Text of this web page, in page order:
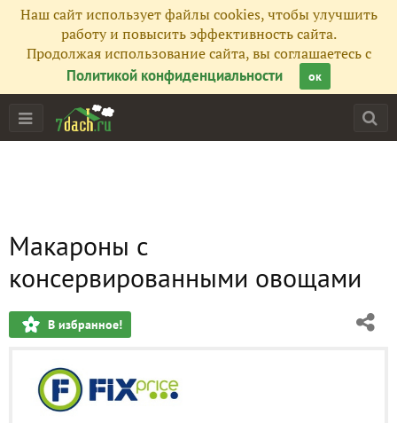
Наш сайт использует файлы cookies, чтобы улучшить
работу и повысить эффективность сайта.
Продолжая использование сайта, вы соглашаетесь с
Политикой конфиденциальности
ок
Макароны с
консервированными овощами
В избранное!